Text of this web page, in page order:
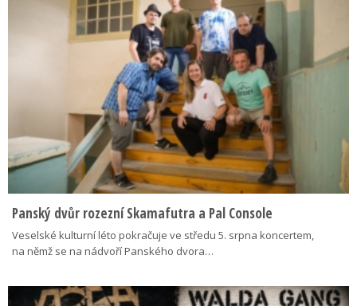
Panský dvůr rozezní Skamafutra a Pal Console
Veselské kulturní léto pokračuje ve středu 5. srpna koncertem,
na němž se na nádvoří Panského dvora…